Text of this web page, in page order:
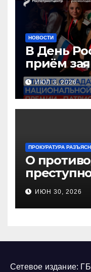
НОВОСТИ
В День
приём
«Патриот»
ИЮЛ 3, 2026
ПРОКУРАТУРА
О
ИЮН 30, 2026
Сетевое издание: